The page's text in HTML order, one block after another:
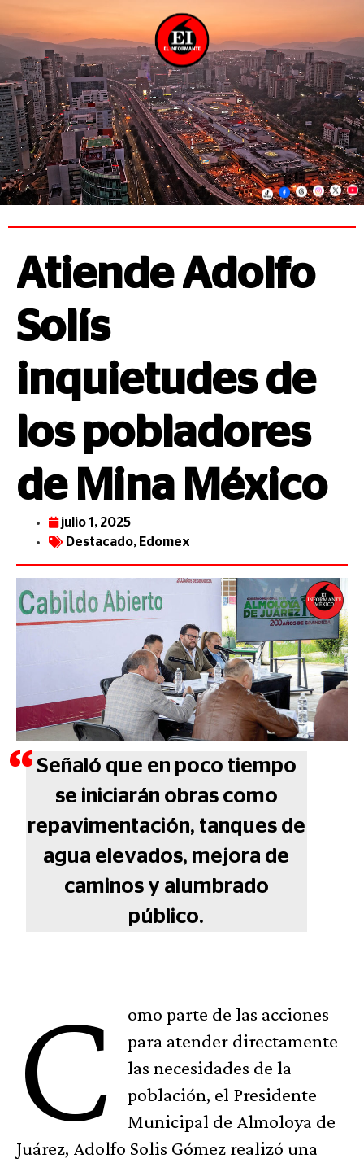
Atiende Adolfo
Solís
inquietudes de
los pobladores
de Mina México
julio 1, 2025
Destacado, Edomex
Señaló que en poco tiempo
se iniciarán obras como
repavimentación, tanques de
agua elevados, mejora de
caminos y alumbrado
público.
C
omo parte de las acciones
para atender directamente
las necesidades de la
población, el Presidente
Municipal de Almoloya de
Juárez, Adolfo Solis Gómez realizó una